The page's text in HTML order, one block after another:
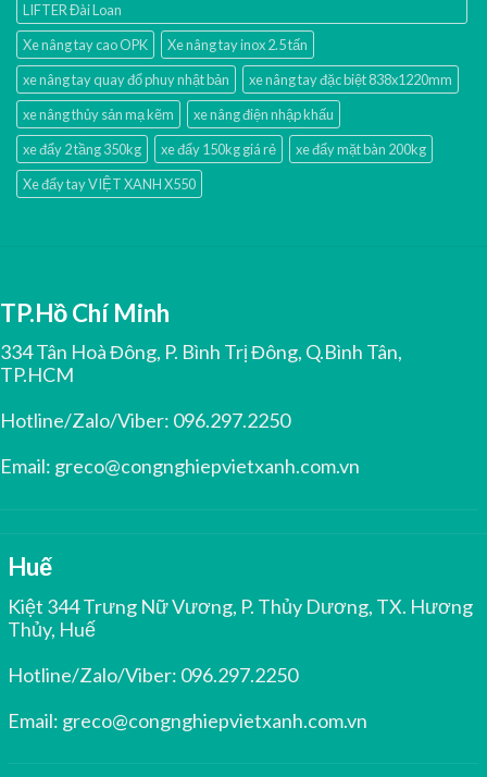
LIFTER Đài Loan
Xe nâng tay cao OPK
Xe nâng tay inox 2.5 tấn
xe nâng tay quay đổ phuy nhật bản
xe nâng tay đặc biệt 838x1220mm
xe nâng thủy sản mạ kẽm
xe nâng điện nhập khấu
xe đẩy 2 tầng 350kg
xe đẩy 150kg giá rẻ
xe đẩy mặt bàn 200kg
Xe đẩy tay VIỆT XANH X550
TP.Hồ Chí Minh
334 Tân Hoà Đông, P. Bình Trị Đông, Q.Bình Tân,
TP.HCM
Hotline/Zalo/Viber: 096.297.2250
Email: greco@congnghiepvietxanh.com.vn
Huế
Kiệt 344 Trưng Nữ Vương, P. Thủy Dương, TX. Hương
Thủy, Huế
Hotline/Zalo/Viber: 096.297.2250
Email: greco@congnghiepvietxanh.com.vn